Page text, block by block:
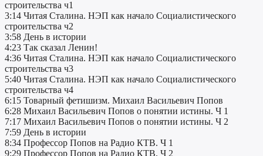
строительства ч1
3:14 Читая Сталина. НЭП как начало Социалистического
строительства ч2
3:58 День в истории
4:23 Так сказал Ленин!
4:36 Читая Сталина. НЭП как начало Социалистического
строительства ч3
5:40 Читая Сталина. НЭП как начало Социалистического
строительства ч4
6:15 Товарный фетишизм. Михаил Васильевич Попов
6:28 Михаил Васильевич Попов о понятии истины. Ч 1
7:17 Михаил Васильевич Попов о понятии истины. Ч 2
7:59 День в истории
8:34 Профессор Попов на Радио КТВ. Ч 1
9:29 Профессор Попов на Радио КТВ. Ч 2